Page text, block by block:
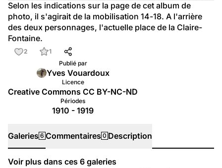
Selon les indications sur la page de cet album de
photo, il s'agirait de la mobilisation 14-18. A l'arrière
des deux personnages, l'actuelle place de la Claire-
Fontaine.
2
1
Publié par
Yves Vouardoux
Licence
Creative Commons CC BY-NC-ND
Périodes
1910 - 1919
Galeries 6 Commentaires 0 Description
Galeries
Voir plus dans ces 6 galeries